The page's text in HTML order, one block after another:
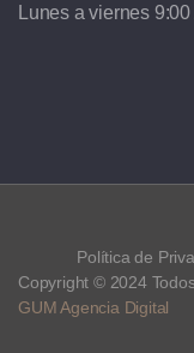
Lunes a viernes
Copyright © 2024
GUM Agencia Digital
Política de